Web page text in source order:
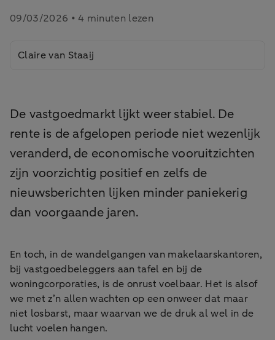
09/03/2026 • 4 minuten lezen
Claire van Staaij
De vastgoedmarkt lijkt weer stabiel. De
rente is de afgelopen periode niet wezenlijk
veranderd, de economische vooruitzichten
zijn voorzichtig positief en zelfs de
nieuwsberichten lijken minder paniekerig
dan voorgaande jaren.
En toch, in de wandelgangen van makelaarskantoren,
bij vastgoedbeleggers aan tafel en bij de
woningcorporaties, is de onrust voelbaar. Het is alsof
we met z’n allen wachten op een onweer dat maar
niet losbarst, maar waarvan we de druk al wel in de
lucht voelen hangen.